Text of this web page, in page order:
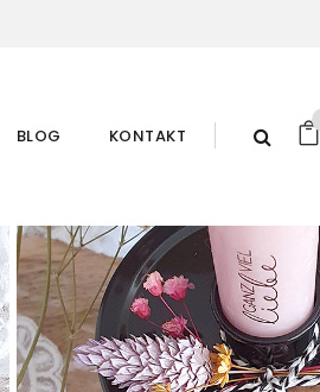
BLOG KONTAKT